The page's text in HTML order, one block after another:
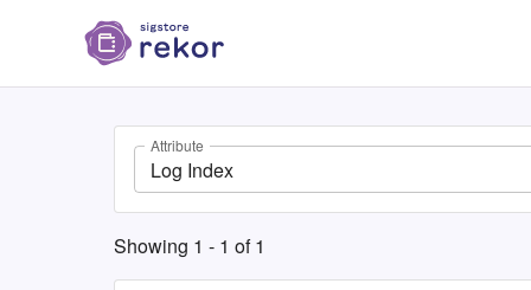
Attribute
Log Index
Showing 1 - 1 of1